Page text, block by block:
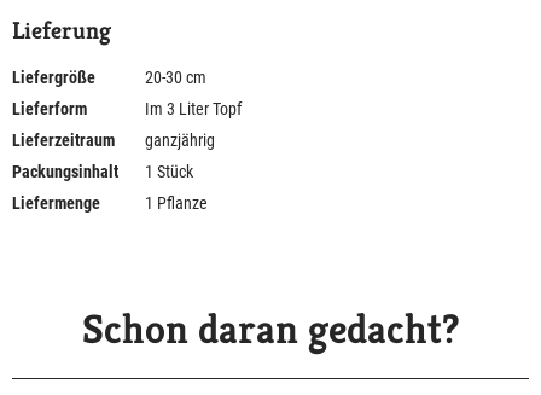
Lieferung
Liefergröße
20-30 cm
Lieferform
Im 3 Liter Topf
Lieferzeitraum
ganzjährig
Packungsinhalt
1 Stück
Liefermenge
1 Pflanze
Schon daran gedacht?